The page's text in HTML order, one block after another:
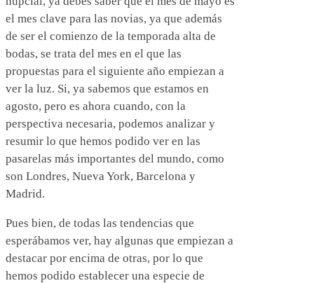
el mes clave para las novias, ya que además
de ser el comienzo de la temporada alta de
bodas, se trata del mes en el que las
propuestas para el siguiente año empiezan a
ver la luz. Si, ya sabemos que estamos en
agosto, pero es ahora cuando, con la
perspectiva necesaria, podemos analizar y
resumir lo que hemos podido ver en las
pasarelas más importantes del mundo, como
son Londres, Nueva York, Barcelona y
Madrid.
Pues bien, de todas las tendencias que
esperábamos ver, hay algunas que empiezan a
destacar por encima de otras, por lo que
hemos podido establecer una especie de